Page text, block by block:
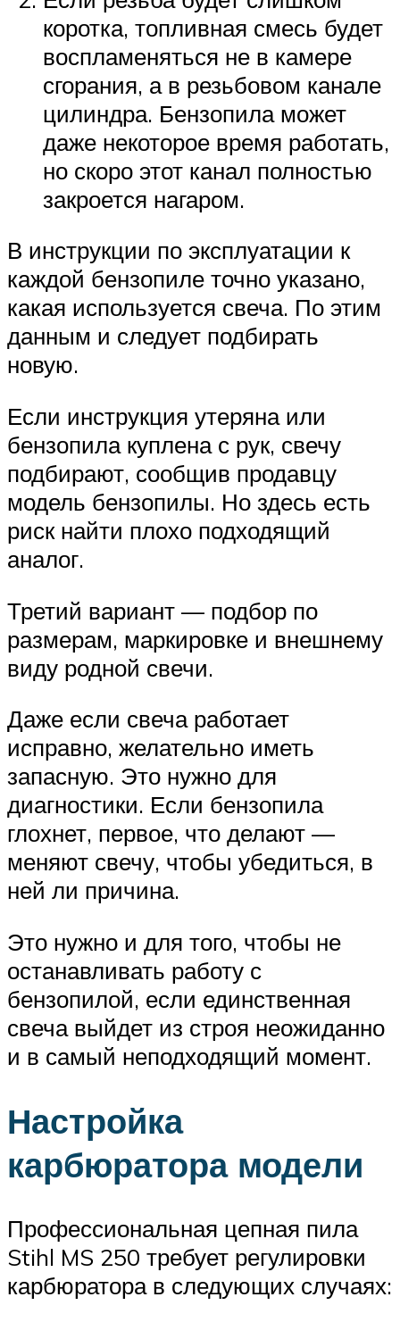
коротка, топливная смесь будет
воспламеняться не в камере
сгорания, а в резьбовом канале
цилиндра. Бензопила может
даже некоторое время работать,
но скоро этот канал полностью
закроется нагаром.
В инструкции по эксплуатации к
каждой бензопиле точно указано,
какая используется свеча. По этим
данным и следует подбирать
новую.
Если инструкция утеряна или
бензопила куплена с рук, свечу
подбирают, сообщив продавцу
модель бензопилы. Но здесь есть
риск найти плохо подходящий
аналог.
Третий вариант — подбор по
размерам, маркировке и внешнему
виду родной свечи.
Даже если свеча работает
исправно, желательно иметь
запасную. Это нужно для
диагностики. Если бензопила
глохнет, первое, что делают —
меняют свечу, чтобы убедиться, в
ней ли причина.
Это нужно и для того, чтобы не
останавливать работу с
бензопилой, если единственная
свеча выйдет из строя неожиданно
и в самый неподходящий момент.
Настройка
карбюратора модели
Профессиональная цепная пила
Stihl MS 250 требует регулировки
карбюратора в следующих случаях: